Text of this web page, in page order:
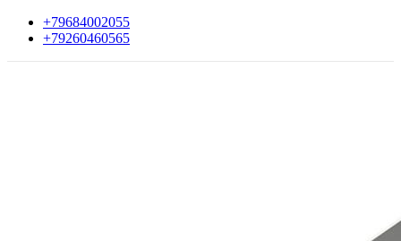
+79684002055
+79260460565